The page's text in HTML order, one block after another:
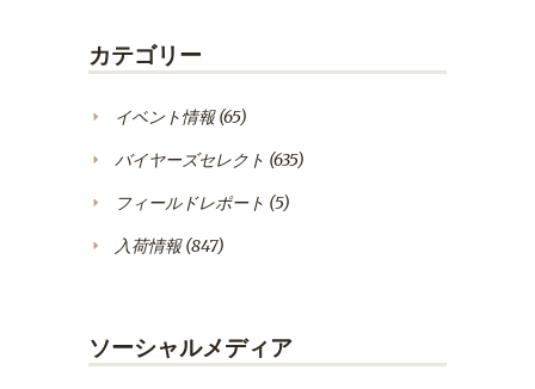
カテゴリー
イベント情報(65)
バイヤーズセレクト (635)
フィールドレポート (5)
入荷情報(847)
ソーシャルメディア